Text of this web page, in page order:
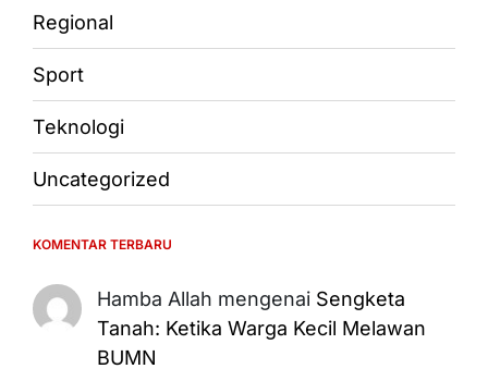
Regional
Sport
Teknologi
Uncategorized
KOMENTAR TERBARU
Hamba Allah mengenai Sengketa
Tanah: Ketika Warga Kecil Melawan
BUMN